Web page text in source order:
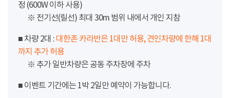
정 (600W 이하 사용)
※ 전기선(릴선) 최대 30m 범위 내에서 개인 지참
■ 차량 2대 : 대한존 카라반은 1대만 허용, 견인차량에 한해 1대
까지 추가 허용
※ 추가 일반차량은 공동 주차장에 주차
■ 이벤트 기간에는 1박 2일만 예약이 가능합니다.